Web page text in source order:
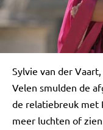
Sylvie van der
Velen smulden de
de relatiebreuk met
meer luchten of